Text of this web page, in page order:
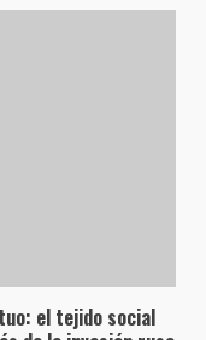
el tejido social